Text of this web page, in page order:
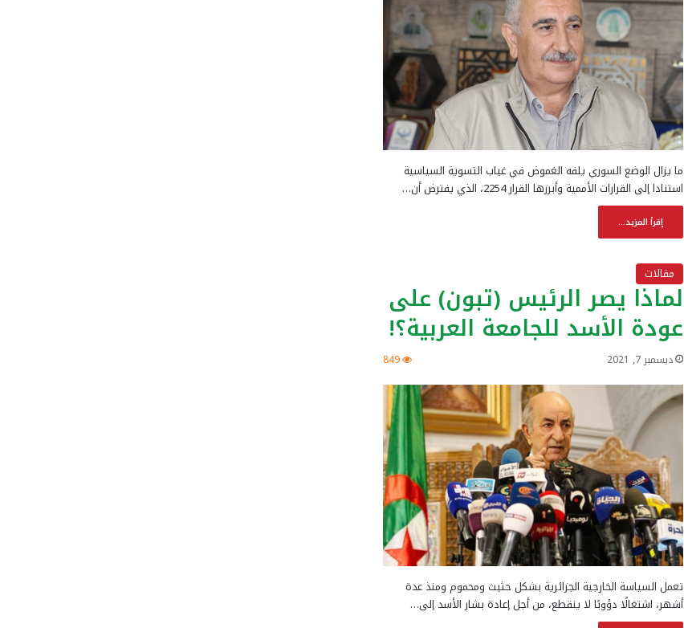
ما يزال الوضع السوري يلفه الغموض في غياب التسوية السياسية
استنادا إلى القرارات الأممية وأبرزها القرار 2254، الذي يفترض أن…
إقرأ المزيد...
مقالات
لماذا يصر الرئيس (تبون) على
عودة الأسد للجامعة العربية؟!
ديسمبر 7, 2021 849
تعمل السياسة الخارجية الجزائرية بشكل حثيث ومحموم ومنذ عدة
أشهر، اشتغالًا دؤوبًا لا ينقطع، من أجل إعادة بشار الأسد إلى…